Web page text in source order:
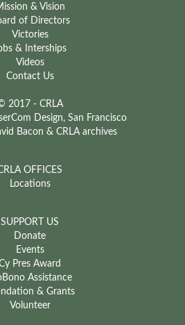
& Vision
of Directors
Victories
& Interships
Videos
Contact Us
2017 - CRLA
Design, San Francisco
Bacon & CRLA archives
OFFICES
Locations
SUPPORT US
Donate
Events
Pres Award
Assistance
& Grants
Volunteer